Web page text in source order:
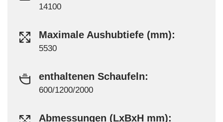
14100
Maximale Aushubtiefe (mm):
5530
enthaltenen Schaufeln:
600/1200/2000
Abmessungen (LxBxH mm):